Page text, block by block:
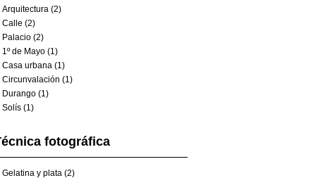
Arquitectura (2)
Calle (2)
Palacio (2)
1º de Mayo (1)
Casa urbana (1)
Circunvalación (1)
Durango (1)
Solís (1)
fotográfica
Gelatina y plata (2)